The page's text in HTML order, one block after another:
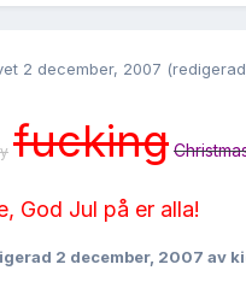
2 december, 2007
fucking
God Jul på er alla!
2 december, 2007 av